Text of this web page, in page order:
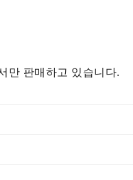
만 판매하고 있습니다.